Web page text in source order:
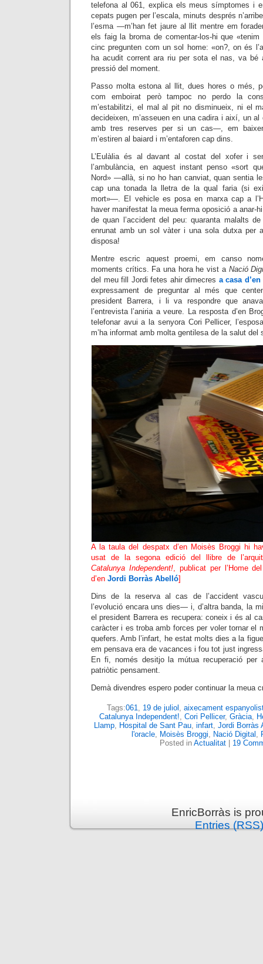
telefona al 061, explica els meus símptomes i
cepats pugen per l’escala, minuts després
l’esma —m’han fet jaure al llit mentre em
els faig la broma de comentar-los-hi que «tenim
cinc pregunten com un sol home: «on?, on és
ha acudit corrent ara riu per sota el nas, va bé
pressió del moment.
Passo molta estona al llit, dues hores o més,
com emboirat però tampoc no perdo la
m’estabilitzi, el mal al pit no disminueix, ni el
decideixen, m’asseuen en una cadira i així, un
amb tres reserves per si un cas—, em
m’estiren al baiard i m’entaforen cap dins.
L’Eulàlia és al davant al costat del xofer i
l’ambulància, en aquest instant penso «sort
Nord» —allà, si no ho han canviat, quan sentia
cap una tonada la lletra de la qual faria (si
mort»—. El vehicle es posa en marxa cap a
haver manifestat la meua ferma oposició a anar-
de quan l’accident del peu: quaranta malalts
enrunat amb un sol vàter i una sola dutxa per
disposa!
Mentre escric aquest proemi, em canso
moments crítics. Fa una hora he vist a Nació
del meu fill Jordi fetes ahir dimecres a casa
expressament de preguntar al més que
president Barrera, i li va respondre que
l’entrevista l’aniria a veure. La resposta d’en
telefonar avui a la senyora Cori Pellicer,
m’ha informat amb molta gentilesa de la salut del
A la taula del despatx d’en Moisès Broggi hi
usat de la segona edició del llibre de
Catalunya Independent!, publicat per l’Home
d’en Jordi Borràs Abelló]
Dins de la reserva al cas de l’accident
l’evolució encara uns dies— i, d’altra banda, la
el president Barrera es recupera: coneix i és al
caràcter i es troba amb forces per voler tornar el
quefers. Amb l’infart, he estat molts dies a la
em pensava era de vacances i fou tot just
En fi, només desitjo la mútua recuperació
patriòtic pensament.
Demà divendres espero poder continuar la meua
Tags:061, 19 de juliol , aixecament
Catalunya Independent!, Cori Pellicer, Gràcia,
Llamp, Hospital de Sant Pau, infart, Jordi Borràs
l'oracle, Moisès Broggi, Nació Digital ,
Posted in Actualitat 19
EnricBorràs is
Entries (RSS)